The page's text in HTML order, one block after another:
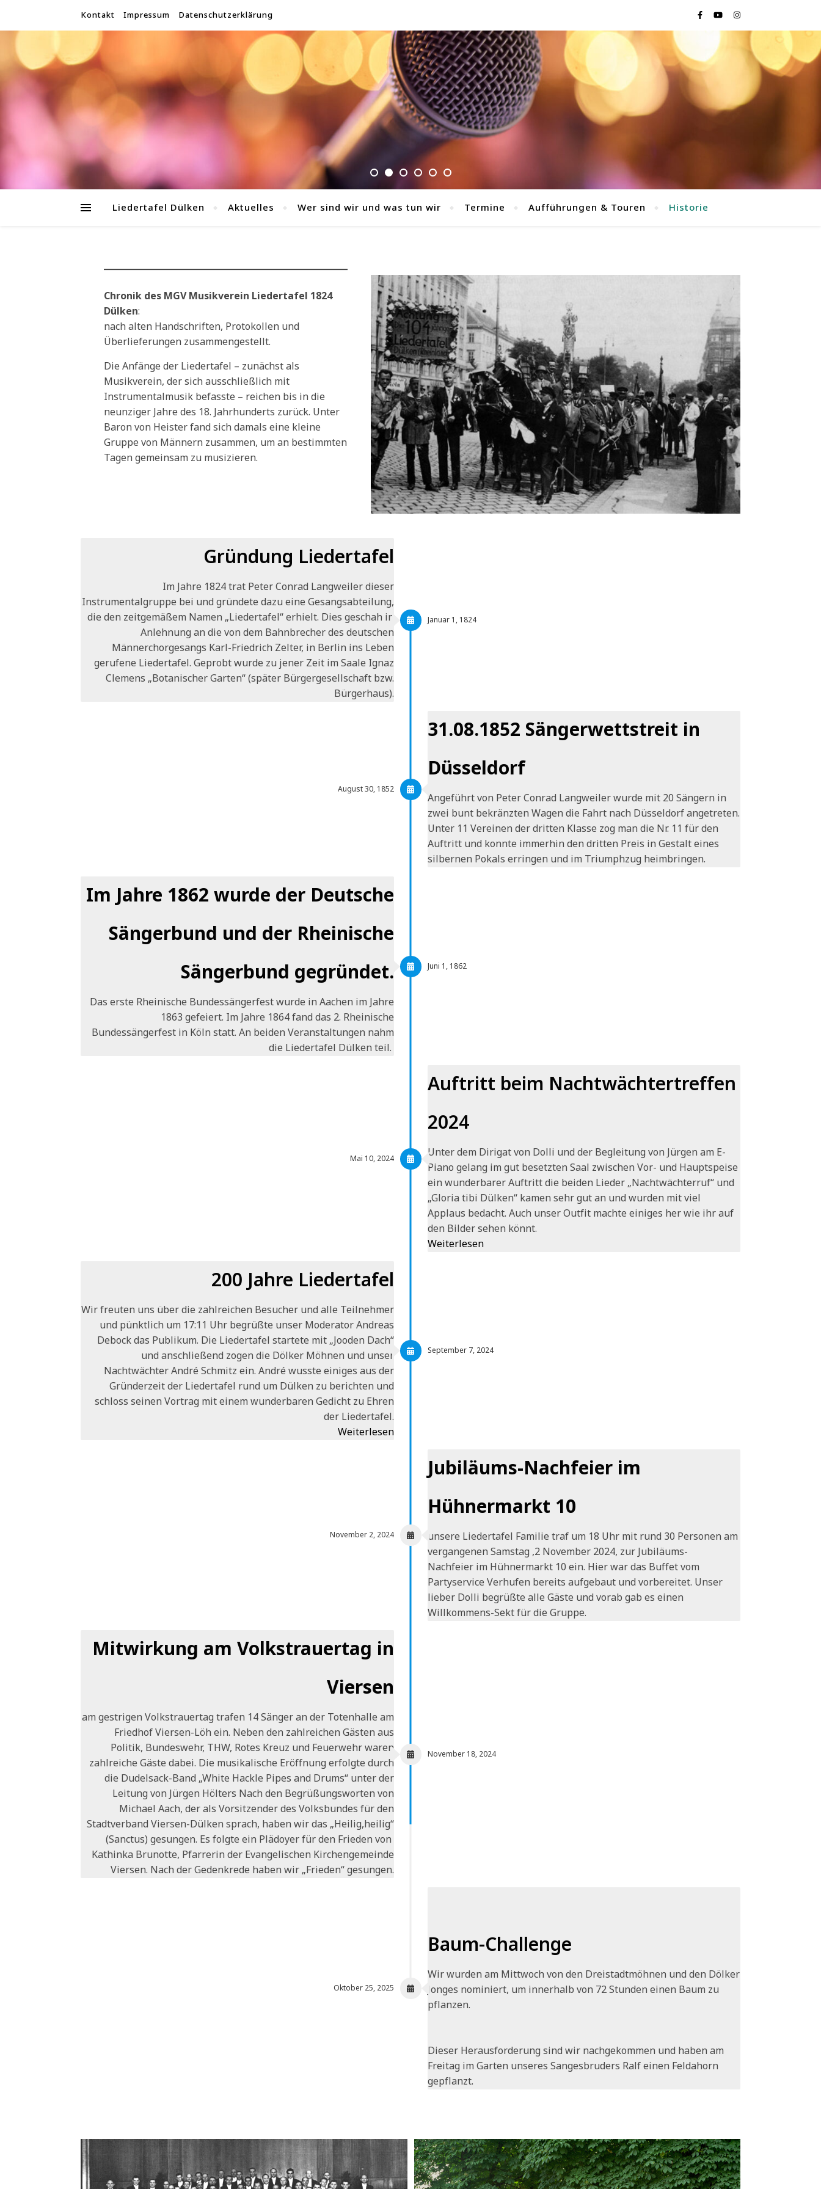
Kontakt Impressum Datenschutzerklärung
Liedertafel Dülken Aktuelles Wer sind wir und was tun wir Termine Aufführungen & Touren Historie
Chronik des MGV Musikverein Liedertafel 1824
Dülken:
nach alten Handschriften, Protokollen und
Überlieferungen zusammengestellt.
Die Anfänge der Liedertafel – zunächst als
Musikverein, der sich ausschließlich mit
Instrumentalmusik befasste – reichen bis in die
neunziger Jahre des 18. Jahrhunderts zurück. Unter
Baron von Heister fand sich damals eine kleine
Gruppe von Männern zusammen, um an bestimmten
Tagen gemeinsam zu musizieren.
Gründung Liedertafel
Im Jahre 1824 trat Peter Conrad Langweiler dieser
Instrumentalgruppe bei und gründete dazu eine Gesangsabteilung,
die den zeitgemäßem Namen „Liedertafel“ erhielt. Dies geschah in
Anlehnung an die von dem Bahnbrecher des deutschen
Männerchorgesangs Karl-Friedrich Zelter, in Berlin ins Leben
gerufene Liedertafel. Geprobt wurde zu jener Zeit im Saale Ignaz
Clemens „Botanischer Garten“ (später Bürgergesellschaft bzw.
Bürgerhaus).
Januar 1, 1824
31.08.1852 Sängerwettstreit in
Düsseldorf
Angeführt von Peter Conrad Langweiler wurde mit 20 Sängern in
zwei bunt bekränzten Wagen die Fahrt nach Düsseldorf angetreten.
Unter 11 Vereinen der dritten Klasse zog man die Nr. 11 für den
Auftritt und konnte immerhin den dritten Preis in Gestalt eines
silbernen Pokals erringen und im Triumphzug heimbringen.
August 30, 1852
Im Jahre 1862 wurde der Deutsche
Sängerbund und der Rheinische
Sängerbund gegründet.
Das erste Rheinische Bundessängerfest wurde in Aachen im Jahre
1863 gefeiert. Im Jahre 1864 fand das 2. Rheinische
Bundessängerfest in Köln statt. An beiden Veranstaltungen nahm
die Liedertafel Dülken teil.
Juni 1, 1862
Auftritt beim Nachtwächtertreffen
2024
Unter dem Dirigat von Dolli und der Begleitung von Jürgen am E-
Piano gelang im gut besetzten Saal zwischen Vor- und Hauptspeise
ein wunderbarer Auftritt die beiden Lieder „Nachtwächterruf“ und
„Gloria tibi Dülken“ kamen sehr gut an und wurden mit viel
Applaus bedacht. Auch unser Outfit machte einiges her wie ihr auf
den Bilder sehen könnt.
Weiterlesen
Mai 10, 2024
200 Jahre Liedertafel
Wir freuten uns über die zahlreichen Besucher und alle Teilnehmer
und pünktlich um 17:11 Uhr begrüßte unser Moderator Andreas
Debock das Publikum. Die Liedertafel startete mit „Jooden Dach“
und anschließend zogen die Dölker Möhnen und unser
Nachtwächter André Schmitz ein. André wusste einiges aus der
Gründerzeit der Liedertafel rund um Dülken zu berichten und
schloss seinen Vortrag mit einem wunderbaren Gedicht zu Ehren
der Liedertafel.
Weiterlesen
September 7, 2024
Jubiläums-Nachfeier im
Hühnermarkt 10
unsere Liedertafel Familie traf um 18 Uhr mit rund 30 Personen am
vergangenen Samstag ,2 November 2024, zur Jubiläums-
Nachfeier im Hühnermarkt 10 ein. Hier war das Buffet vom
Partyservice Verhufen bereits aufgebaut und vorbereitet. Unser
lieber Dolli begrüßte alle Gäste und vorab gab es einen
Willkommens-Sekt für die Gruppe.
November 2, 2024
Mitwirkung am Volkstrauertag in
Viersen
am gestrigen Volkstrauertag trafen 14 Sänger an der Totenhalle am
Friedhof Viersen-Löh ein. Neben den zahlreichen Gästen aus
Politik, Bundeswehr, THW, Rotes Kreuz und Feuerwehr waren
zahlreiche Gäste dabei. Die musikalische Eröffnung erfolgte durch
die Dudelsack-Band „White Hackle Pipes and Drums“ unter der
Leitung von Jürgen Hölters Nach den Begrüßungsworten von
Michael Aach, der als Vorsitzender des Volksbundes für den
Stadtverband Viersen-Dülken sprach, haben wir das „Heilig,heilig“
(Sanctus) gesungen. Es folgte ein Plädoyer für den Frieden von
Kathinka Brunotte, Pfarrerin der Evangelischen Kirchengemeinde
Viersen. Nach der Gedenkrede haben wir „Frieden“ gesungen.
November 18, 2024
Baum-Challenge
Wir wurden am Mittwoch von den Dreistadtmöhnen und den Dölker
Jonges nominiert, um innerhalb von 72 Stunden einen Baum zu
pflanzen.
Dieser Herausforderung sind wir nachgekommen und haben am
Freitag im Garten unseres Sangesbruders Ralf einen Feldahorn
gepflanzt.
Oktober 25, 2025